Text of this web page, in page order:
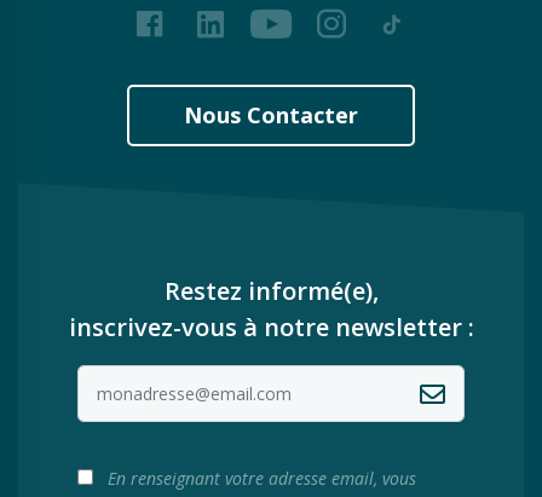
FacebookLinkedInYoutubeInstagram
Tiktok
Nous Contacter
Restez informé(e),
inscrivez-vous à notre newsletter :
En renseignant votre adresse email, vous